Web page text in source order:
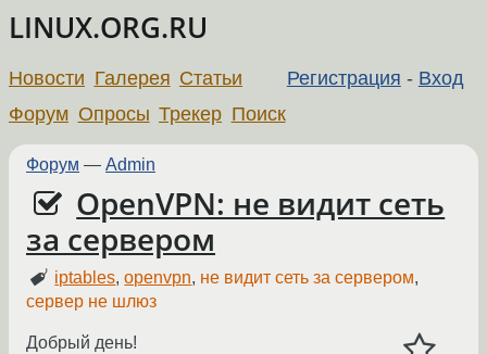
LINUX.ORG.RU
Регистрация - Вход
Новости Галерея Статьи
Форум Опросы Трекер Поиск
Форум — Admin
OpenVPN: не видит сеть
за сервером
iptables,openvpn, не видит сеть за сервером,
сервер не шлюз
Добрый день!